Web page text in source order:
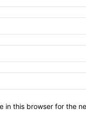
in this browser for the